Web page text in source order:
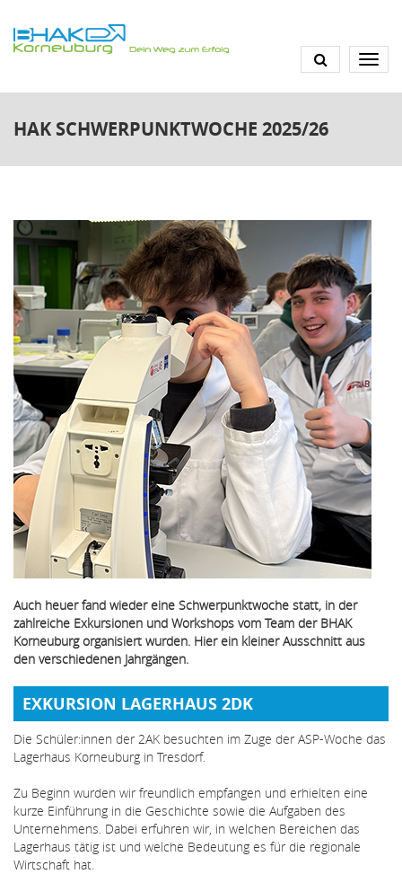
zum
Inhalt
HAK SCHWERPUNKTWOCHE 2025/26
Auch heuer fand wieder eine Schwerpunktwoche statt, in der
zahlreiche Exkursionen und Workshops vom Team der BHAK
Korneuburg organisiert wurden. Hier ein kleiner Ausschnitt aus
den verschiedenen Jahrgängen.
EXKURSION LAGERHAUS 2DK
Die Schüler:innen der 2AK besuchten im Zuge der ASP-Woche das
Lagerhaus Korneuburg in Tresdorf.
Zu Beginn wurden wir freundlich empfangen und erhielten eine
kurze Einführung in die Geschichte sowie die Aufgaben des
Unternehmens. Dabei erfuhren wir, in welchen Bereichen das
Lagerhaus tätig ist und welche Bedeutung es für die regionale
Wirtschaft hat.